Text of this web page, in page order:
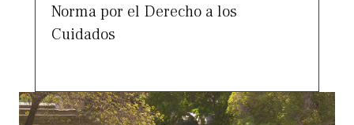
Norma por el Derecho a los
Cuidados